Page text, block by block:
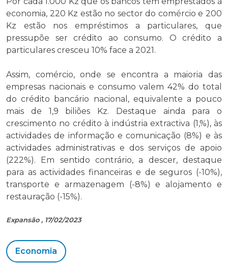
economia, 220 Kz estão no sector do comércio e 200
Kz estão nos empréstimos a particulares, que
pressupõe ser crédito ao consumo. O crédito a
particulares cresceu 10% face a 2021.
Assim, comércio, onde se encontra a maioria das
empresas nacionais e consumo valem 42% do total
do crédito bancário nacional, equivalente a pouco
mais de 1,9 biliões Kz. Destaque ainda para o
crescimento no crédito à indústria extractiva (1,%), às
actividades de informação e comunicação (8%) e às
actividades administrativas e dos serviços de apoio
(222%). Em sentido contrário, a descer, destaque
para as actividades financeiras e de seguros (-10%),
transporte e armazenagem (-8%) e alojamento e
restauração (-15%).
Expansão , 17/02/2023
Economia